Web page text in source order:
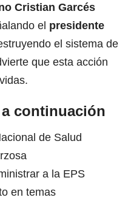
Cristian Garcés
el presidente
el sistema de
que esta acción
continuación
de Salud
a la EPS
en temas